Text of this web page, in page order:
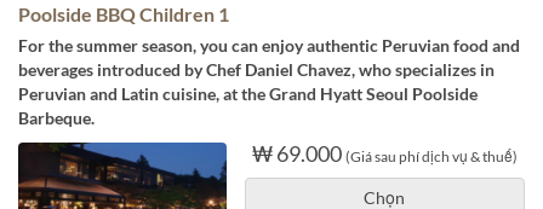
Poolside BBQ Children 1
For the summer season, you can enjoy authentic Peruvian food and
beverages introduced by Chef Daniel Chavez, who specializes in
Peruvian and Latin cuisine, at the Grand Hyatt Seoul Poolside
Barbeque.
₩ 69.000 (Giá sau phí dịch vụ & thuế)
Chọn